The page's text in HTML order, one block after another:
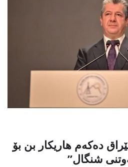
دەكەم هاریكار بن بۆ
شنگال”